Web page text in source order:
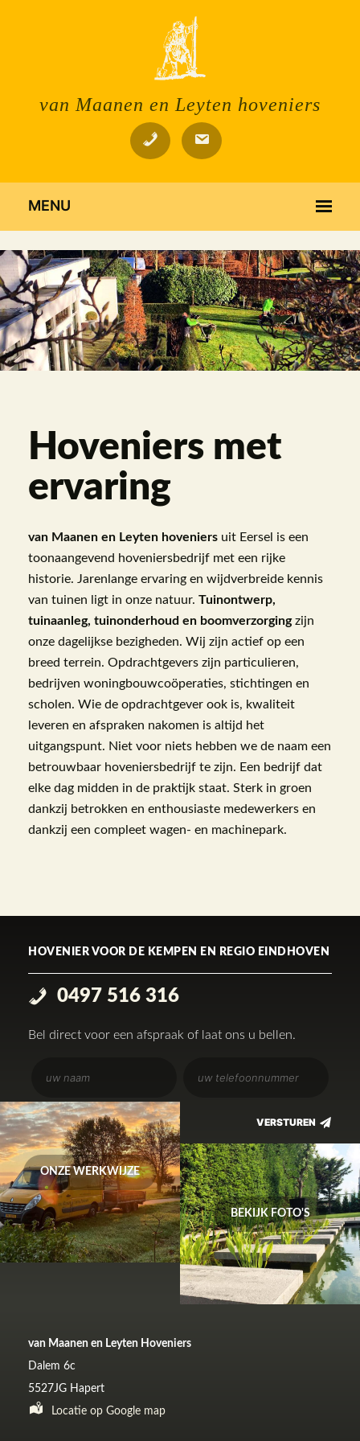
van Maanen en Leyten hoveniers
MENU
Hoveniers met
ervaring
van Maanen en Leyten hoveniers uit Eersel is een
toonaangevend hoveniersbedrijf met een rijke
historie. Jarenlange ervaring en wijdverbreide kennis
van tuinen ligt in onze natuur. Tuinontwerp,
tuinaanleg, tuinonderhoud en boomverzorgingzijn
onze dagelijkse bezigheden. Wij zijn actief op een
breed terrein. Opdrachtgevers zijn particulieren,
bedrijven woningbouwcoöperaties, stichtingen en
scholen. Wie de opdrachtgever ook is, kwaliteit
leveren en afspraken nakomen is altijd het
uitgangspunt. Niet voor niets hebben we de naam een
betrouwbaar hoveniersbedrijf te zijn. Een bedrijf dat
elke dag midden in de praktijk staat. Sterk in groen
dankzij betrokken en enthousiaste medewerkers en
dankzij een compleet wagen- en machinepark.
HOVENIER VOOR DE KEMPEN EN REGIO EINDHOVEN
0497 516 316
Bel direct voor een afspraak of laat ons u bellen.
ONZE WERKWIJZE
BEKIJK FOTO'S
van Maanen en Leyten Hoveniers
Dalem 6c
5527JG Hapert
Locatie op Google map